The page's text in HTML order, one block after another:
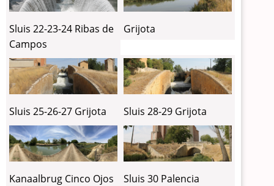
Sluis 22-23-24 Ribas de
Campos
Grijota
Sluis 25-26-27 Grijota Sluis 28-29 Grijota
Kanaalbrug Cinco Ojos Sluis 30 Palencia